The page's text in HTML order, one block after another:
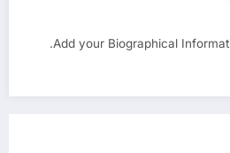
Add your Biographical